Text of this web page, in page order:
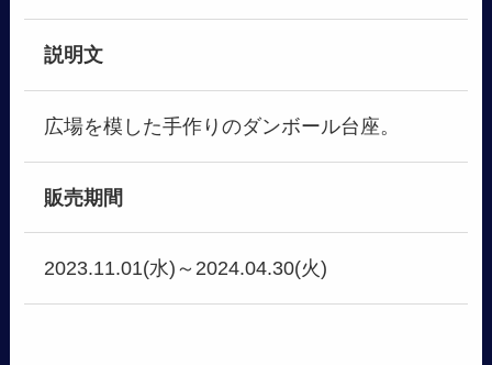
説明文
広場を模した手作りのダンボール台座。
販売期間
2023.11.01(水)～2024.04.30(火)